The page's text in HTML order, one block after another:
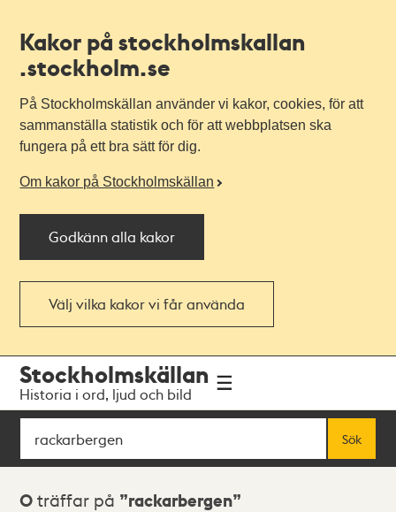
Kakor på stockholmskallan
.stockholm.se
På Stockholmskällan använder vi kakor, cookies, för att
sammanställa statistik och för att webbplatsen ska
fungera på ett bra sätt för dig.
Om kakor på Stockholmskällan
Godkänn alla kakor
Välj vilka kakor vi får använda
navigationen
huvudinnehållet
Stockholmskällan
Historia i ord, ljud och bild
Sök
Sök
Sökresultat
0 träffar på rackarbergen